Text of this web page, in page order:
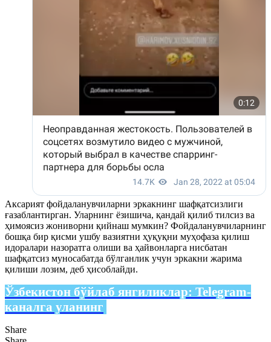
Аксарият фойдаланувчиларни эркакнинг шафқатсизлиги
ғазаблантирган. Уларнинг ёзишича, қандай қилиб тилсиз ва
ҳимоясиз жониворни қийнаш мумкин? Фойдаланувчиларнинг
бошқа бир қисми ушбу вазиятни ҳуқуқни муҳофаза қилиш
идоралари назоратга олиши ва ҳайвонларга нисбатан
шафқатсиз муносабатда бўлганлик учун эркакни жарима
қилиши лозим, деб ҳисоблайди.
Ўзбекистон бўйлаб янгиликлар: Telegram-
каналга уланинг
Share